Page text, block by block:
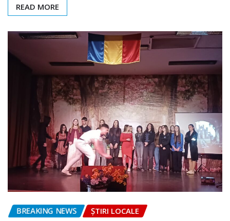
READ MORE
BREAKING NEWS ȘTIRI LOCALE